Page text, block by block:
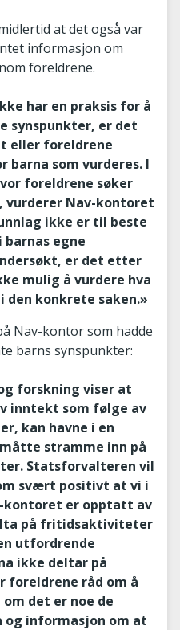
at det også var
informasjon om
foreldrene.
har en praksis for å
synspunkter, er det
eller foreldrene
barna som vurderes. I
foreldrene søker
Nav-kontoret
ikke er til beste
egne
er det etter
mulig å vurdere hva
den konkrete saken.»
Nav-kontor som hadde
barns synspunkter:
forskning viser at
inntekt som følge av
kan havne i en
stramme inn på
Statsforvalteren vil
svært positivt at vi i
kontoret er opptatt av
på fritidsaktiviteter
utfordrende
ikke deltar på
råd om å
det er noe de
og informasjon om at